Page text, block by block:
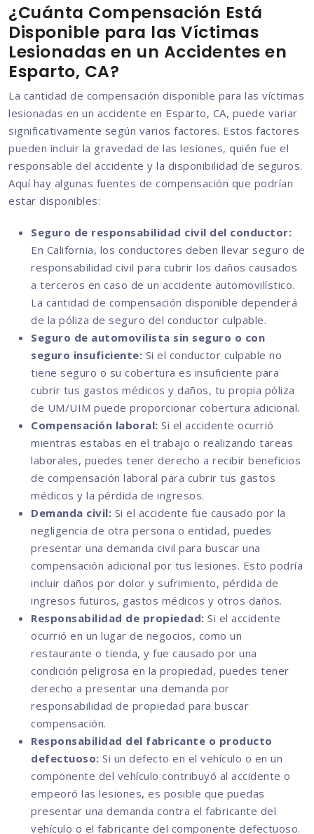
¿Cuánta Compensación Está
Disponible para las Víctimas
Lesionadas en un Accidentes en
Esparto, CA?
La cantidad de compensación disponible para las víctimas
lesionadas en un accidente en Esparto, CA, puede variar
significativamente según varios factores. Estos factores
pueden incluir la gravedad de las lesiones, quién fue el
responsable del accidente y la disponibilidad de seguros.
Aquí hay algunas fuentes de compensación que podrían
estar disponibles:
Seguro de responsabilidad civil del conductor:
En California, los conductores deben llevar seguro de
responsabilidad civil para cubrir los daños causados
a terceros en caso de un accidente automovilístico.
La cantidad de compensación disponible dependerá
de la póliza de seguro del conductor culpable.
Seguro de automovilista sin seguro o con
seguro insuficiente: Si el conductor culpable no
tiene seguro o su cobertura es insuficiente para
cubrir tus gastos médicos y daños, tu propia póliza
de UM/UIM puede proporcionar cobertura adicional.
Compensación laboral: Si el accidente ocurrió
mientras estabas en el trabajo o realizando tareas
laborales, puedes tener derecho a recibir beneficios
de compensación laboral para cubrir tus gastos
médicos y la pérdida de ingresos.
Demanda civil: Si el accidente fue causado por la
negligencia de otra persona o entidad, puedes
presentar una demanda civil para buscar una
compensación adicional por tus lesiones. Esto podría
incluir daños por dolor y sufrimiento, pérdida de
ingresos futuros, gastos médicos y otros daños.
Responsabilidad de propiedad: Si el accidente
ocurrió en un lugar de negocios, como un
restaurante o tienda, y fue causado por una
condición peligrosa en la propiedad, puedes tener
derecho a presentar una demanda por
responsabilidad de propiedad para buscar
compensación.
Responsabilidad del fabricante o producto
defectuoso: Si un defecto en el vehículo o en un
componente del vehículo contribuyó al accidente o
empeoró las lesiones, es posible que puedas
presentar una demanda contra el fabricante del
vehículo o el fabricante del componente defectuoso.